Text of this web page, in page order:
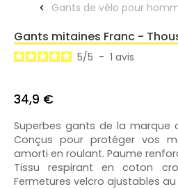
Gants de vélo pour
Gants mitaines Franc -
5/5 - 1 avis
34,9 €
Superbes gants de la marque
Conçus pour protéger vos
amorti en roulant. Paume
Tissu respirant en coton
Fermetures velcro ajustables